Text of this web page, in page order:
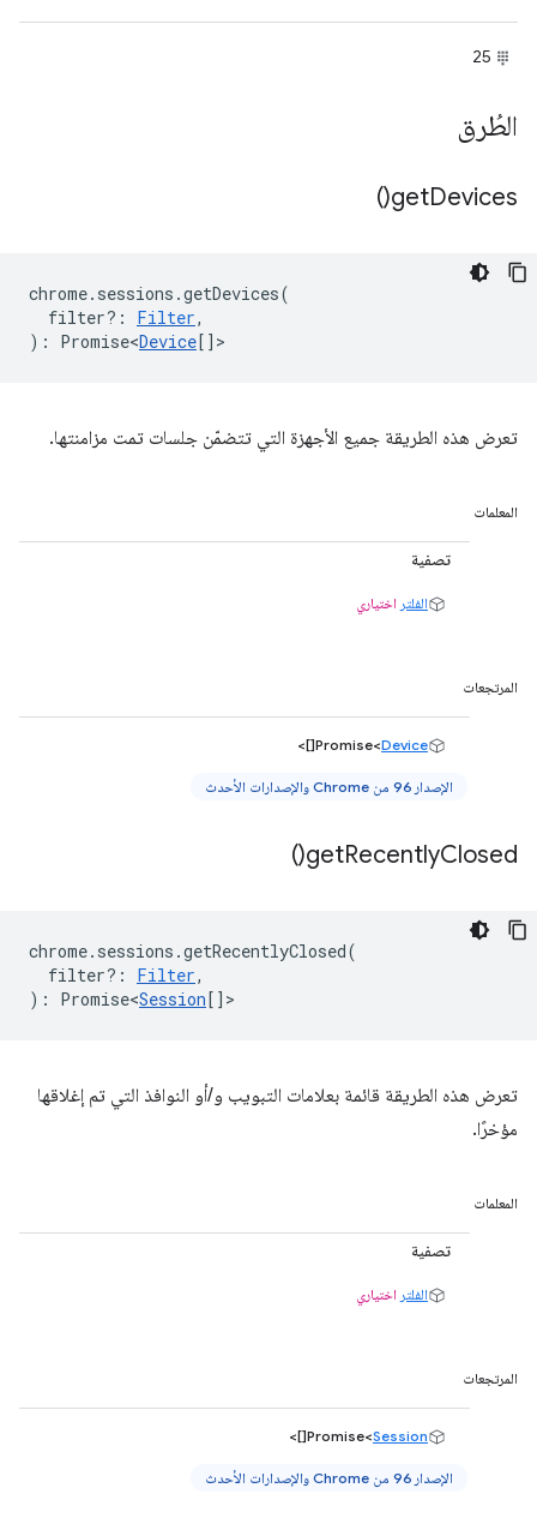
25
الطُرق
getDevices(
)
chrome. sessions .getDevices(
filter? : Filter,
) : Promise<Device[] >
تعرض هذه الطريقة جميع الأجهزة التي تتضمّن جلسات تمت مزامنتها.
المعلمات
تصفية
الفلتر اختياري
المرتجعات
Promise<Device
[]>
الإصدار 96 من Chrome والإصدارات الأحدث
getRecentlyClosed(
)
chrome. sessions .getRecentlyClosed(
filter? : Filter,
) : Promise<Session[] >
تعرض هذه الطريقة قائمة بعلامات التبويب و/أو النوافذ التي تم إغلاقها
مؤخرًا.
المعلمات
تصفية
الفلتر اختياري
المرتجعات
Promise<Session
[]>
الإصدار 96 من Chrome والإصدارات الأحدث